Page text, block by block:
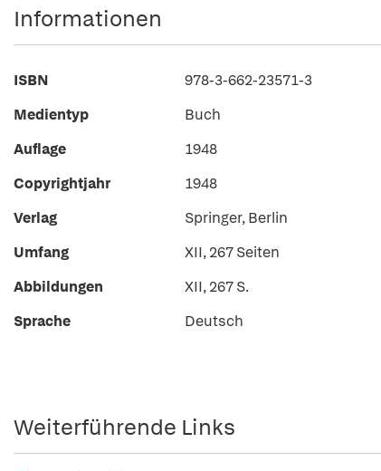
Informationen
ISBN
978-3-662-23571-3
Medientyp
Buch
Auflage
1948
Copyrightjahr
1948
Verlag
Springer, Berlin
Umfang
XII, 267 Seiten
Abbildungen
XII, 267 S.
Sprache
Deutsch
Weiterführende Links